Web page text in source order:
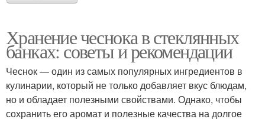
Хранение чеснока в стеклянных
банках: советы и рекомендации
Чеснок — один из самых популярных ингредиентов в
кулинарии, который не только добавляет вкус блюдам,
но и обладает полезными свойствами. Однако, чтобы
сохранить его аромат и полезные качества на долгое